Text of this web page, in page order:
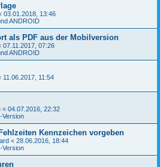
03.01.2018, 13:46
ANDROID
als PDF aus der Mobilversion
07.11.2017, 07:26
ANDROID
11.06.2017, 11:54
« 04.07.2016, 22:32
Version
Kennzeichen vorgeben
« 28.06.2016, 18:44
Version